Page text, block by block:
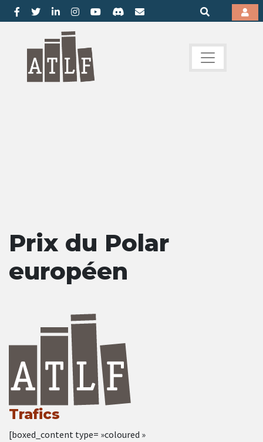
Prix du Polar
européen
Trafics
[boxed_content type= »coloured »